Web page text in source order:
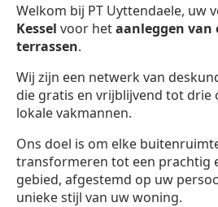
Welkom bij PT Uyttendaele, uw
Kessel voor hetaanleggen
terrassen.
Wij zijn een netwerk van
die gratis en vrijblijvend tot drie
lokale vakmannen.
Ons doel is om elke
transformeren tot een prachtig
gebied, afgestemd op uw
unieke stijl van uw woning.